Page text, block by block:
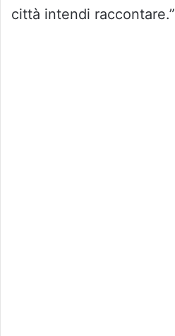
città intendi raccontare.”